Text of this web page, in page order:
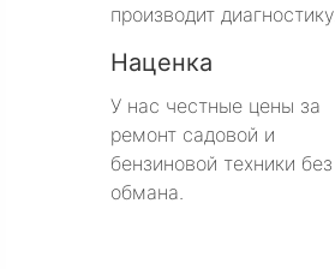
производит диагностику.
Наценка
У нас честные цены за
ремонт садовой и
бензиновой техники без
обмана.